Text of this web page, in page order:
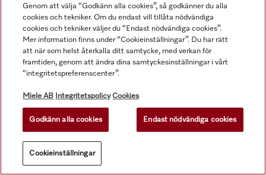
SD-B
Injektordysa för
butyrometer.
726,00 krexkl. moms
ID 220
Injektordysa med
plaststöd, Ø 6 mm, längd
220 mm.
Genom att välja “Godkänn alla cookies”, så godkänner du alla
cookies och tekniker. Om du endast vill tillåta nödvändiga
cookies och tekniker väljer du “Endast nödvändiga cookies”.
Mer information finns under “Cookieinställningar”. Du har rätt
att när som helst återkalla ditt samtycke, med verkan för
framtiden, genom att ändra dina samtyckesinställningar i vårt
“integritetspreferenscenter”.
Miele AB Integritetspolicy Cookies
Godkänn alla cookies Endast nödvändiga cookies
Cookieinställningar